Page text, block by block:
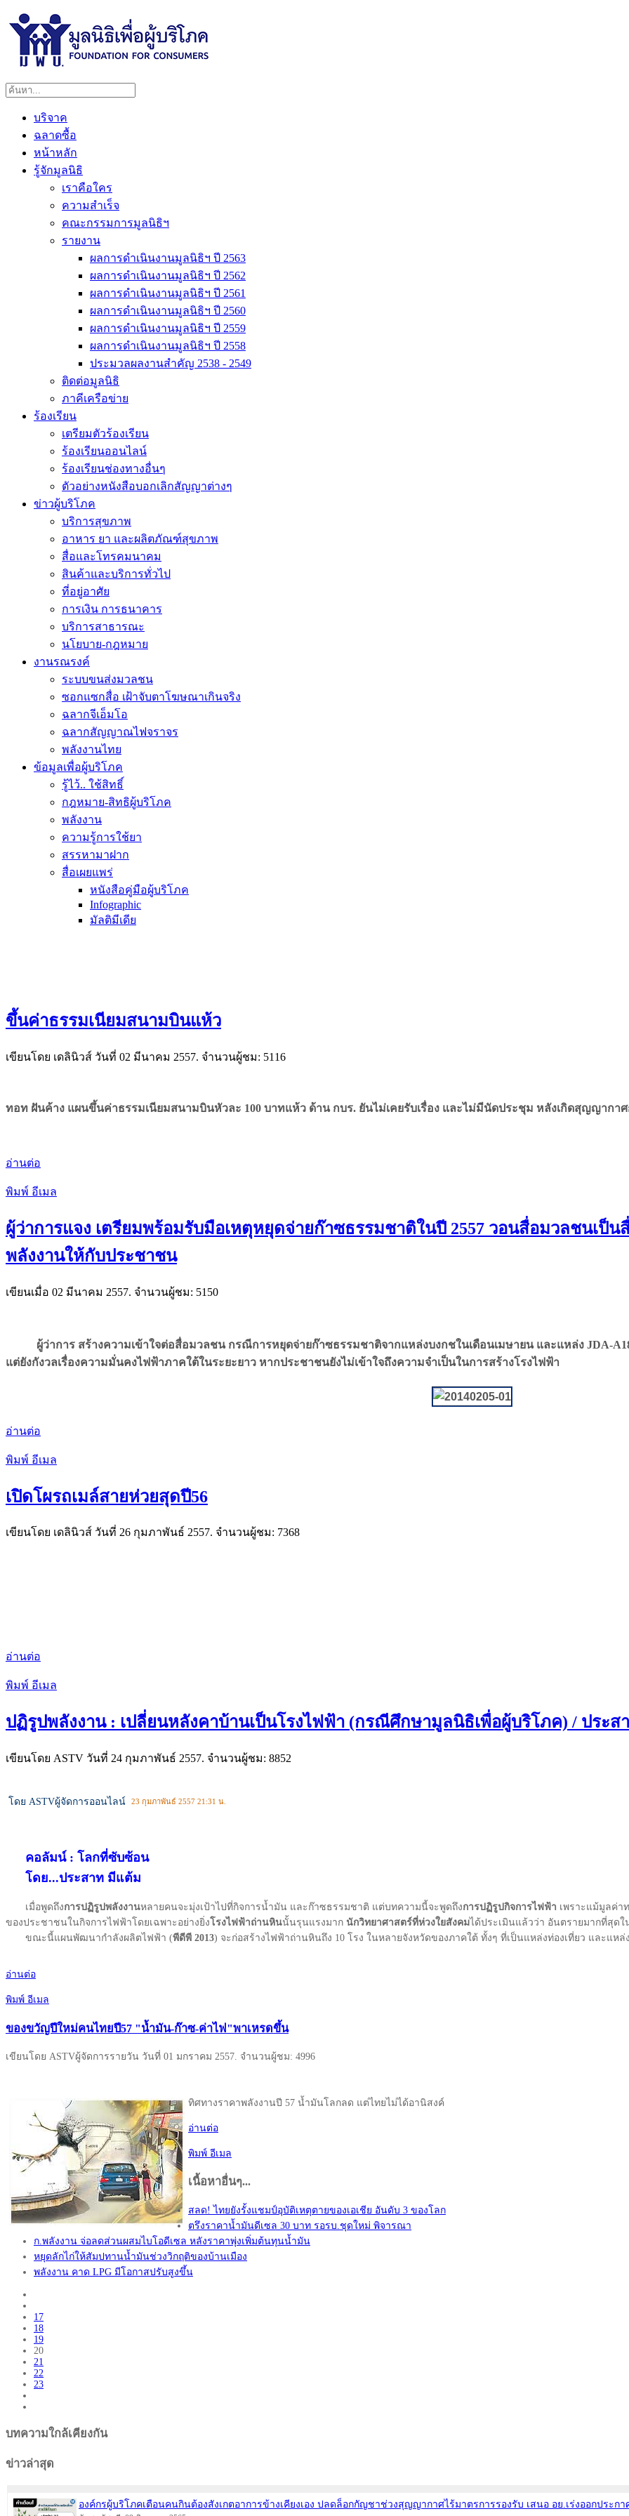
บริจาค
ฉลาดซื้อ
หน้าหลัก
รู้จักมูลนิธิ
เราคือใคร
ความสำเร็จ
คณะกรรมการมูลนิธิฯ
รายงาน
ผลการดำเนินงานมูลนิธิฯ ปี 2563
ผลการดำเนินงานมูลนิธิฯ ปี 2562
ผลการดำเนินงานมูลนิธิฯ ปี 2561
ผลการดำเนินงานมูลนิธิฯ ปี 2560
ผลการดำเนินงานมูลนิธิฯ ปี 2559
ผลการดำเนินงานมูลนิธิฯ ปี 2558
ประมวลผลงานสำคัญ 2538 - 2549
ติดต่อมูลนิธิ
ภาคีเครือข่าย
ร้องเรียน
เตรียมตัวร้องเรียน
ร้องเรียนออนไลน์
ร้องเรียนช่องทางอื่นๆ
ตัวอย่างหนังสือบอกเลิกสัญญาต่างๆ
ข่าวผู้บริโภค
บริการสุขภาพ
อาหาร ยา และผลิตภัณฑ์สุขภาพ
สื่อและโทรคมนาคม
สินค้าและบริการทั่วไป
ที่อยู่อาศัย
การเงิน การธนาคาร
บริการสาธารณะ
นโยบาย-กฎหมาย
งานรณรงค์
ระบบขนส่งมวลชน
ซอกแซกสื่อ เฝ้าจับตาโฆษณาเกินจริง
ฉลากจีเอ็มโอ
ฉลากสัญญาณไฟจราจร
พลังงานไทย
ข้อมูลเพื่อผู้บริโภค
รู้ไว้.. ใช้สิทธิ์
กฎหมาย-สิทธิผู้บริโภค
พลังงาน
ความรู้การใช้ยา
สรรหามาฝาก
สื่อเผยแพร่
หนังสือคู่มือผู้บริโภค
Infographic
มัลติมีเดีย
ขึ้นค่าธรรมเนียมสนามบินแห้ว
เขียนโดย เดลินิวส์ วันที่ 02 มีนาคม 2557. จำนวนผู้ชม: 5116
ทอท ฝันค้าง แผนขึ้นค่าธรรมเนียมสนามบินหัวละ 100 บาทแห้ว ด้าน กบร. ยันไม่เคยรับเรื่อง และไม่มีนัดประชุม หลังเกิดสุญญากาศ
อ่านต่อ
พิมพ์ อีเมล
ผู้ว่าการแจง เตรียมพร้อมรับมือเหตุหยุดจ่ายก๊าซธรรมชาติในปี 2557 วอนสื่อมวลชนเป็
พลังงานให้กับประชาชน
เขียนเมื่อ 02 มีนาคม 2557. จำนวนผู้ชม: 5150
ผู้ว่าการ สร้างความเข้าใจต่อสื่อมวลชน กรณีการหยุดจ่ายก๊าซธรรมชาติจากแหล่งบงกชในเดือนเมษายน และแหล่ง JDA-
แต่ยังกังวลเรื่องความมั่นคงไฟฟ้าภาคใต้ในระยะยาว หากประชาชนยังไม่เข้าใจถึงความจำเป็นในการสร้างโรงไฟฟ้า
อ่านต่อ
พิมพ์ อีเมล
เปิดโผรถเมล์สายห่วยสุดปี56
เขียนโดย เดลินิวส์ วันที่ 26 กุมภาพันธ์ 2557. จำนวนผู้ชม: 7368
อ่านต่อ
พิมพ์ อีเมล
ปฏิรูปพลังงาน : เปลี่ยนหลังคาบ้านเป็นโรงไฟฟ้า (กรณีศึกษามูลนิธิเพื่อผู้บริโภค) / ประส
เขียนโดย ASTV วันที่ 24 กุมภาพันธ์ 2557. จำนวนผู้ชม: 8852
โดย ASTVผู้จัดการออนไลน์ 23 กุมภาพันธ์ 2557 21:31 น.
คอลัมน์ : โลกที่ซับซ้อน
โดย...ประสาท มีแต้ม
เมื่อพูดถึงการปฏิรูปพลังงานหลายคนจะมุ่งเป้าไปที่กิจการน้ำมัน และก๊าซธรรมชาติ แต่บทความนี้จะพูดถึงการปฏิรูปกิจการไฟฟ้า เพราะแม้มูลค่
ของประชาชนในกิจการไฟฟ้าโดยเฉพาะอย่างยิ่ง โรงไฟฟ้าถ่านหินนั้นรุนแรงมาก นักวิทยาศาสตร์ที่ห่วงใยสังคมได้ประเมินแล้วว่า อันตรายมากที่สุ
ขณะนี้แผนพัฒนากำลังผลิตไฟฟ้า (พีดีพี 2013) จะก่อสร้างไฟฟ้าถ่านหินถึง 10 โรง ในหลายจังหวัดของภาคใต้ ทั้งๆ ที่เป็นแหล่งท่องเที่ยว และแห
อ่านต่อ
พิมพ์ อีเมล
ของขวัญปีใหม่คนไทยปี57 "น้ำมัน-ก๊าซ-ค่าไฟ"พาเหรดขึ้น
เขียนโดย ASTVผู้จัดการรายวัน วันที่ 01 มกราคม 2557. จำนวนผู้ชม: 4996
ทิศทางราคาพลังงานปี 57 น้ำมันโลกลด แต่ไทยไม่ได้อานิสงค์
อ่านต่อ
พิมพ์ อีเมล
เนื้อหาอื่นๆ...
สลด! ไทยยังรั้งแชมป์อุบัติเหตุตายของเอเชีย อันดับ 3 ของโลก
ตรึงราคาน้ำมันดีเซล 30 บาท รอรบ.ชุดใหม่ พิจารณา
ก.พลังงาน จ่อลดส่วนผสมไบโอดีเซล หลังราคาพุ่งเพิ่มต้นทุนน้ำมัน
หยุดลักไก่ให้สัมปทานน้ำมันช่วงวิกฤติของบ้านเมือง
พลังงาน คาด LPG มีโอกาสปรับสูงขึ้น
17
18
19
20
21
22
23
บทความใกล้เคียงกัน
ข่าวล่าสุด
องค์กรผู้บริโภคเตือนคนกินต้องสังเกตอาการข้างเคียงเอง ปลดล็อกกัญชาช่วงสุญญากาศไร้มาตรการรองรับ เสนอ อย.เร่งออกประ